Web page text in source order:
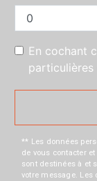
En cochant
** Les données
de vous contacter
sont destinées à et
votre message.